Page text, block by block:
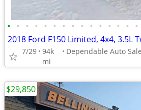
• • • • • • • • • • • • • • •
7/29 94k
mi
$29,850